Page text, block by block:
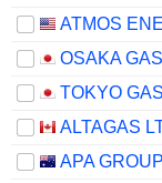
OSAKA
TOKYO
ALTAGAS
APA GROUP